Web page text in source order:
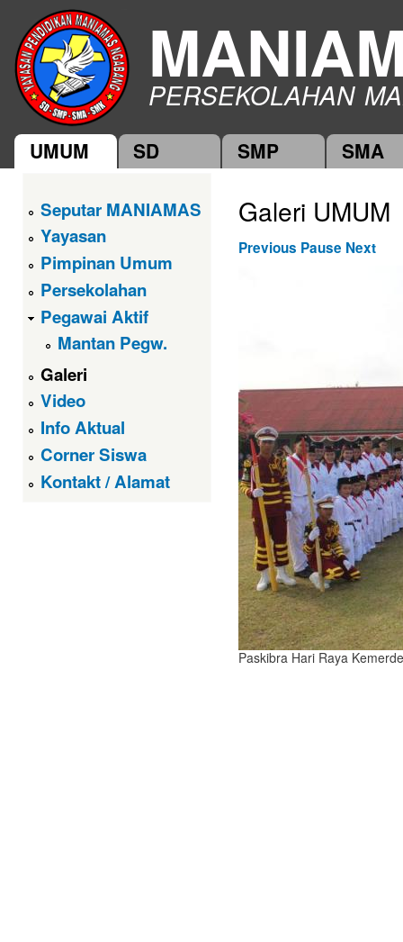
PERSEKOLAHAN
Main menu
UMUM SD SMP SMA
Seputar MANIAMAS
Yayasan
Pimpinan Umum
Persekolahan
Pegawai Aktif
Mantan Pegw.
Galeri
Video
Info Aktual
Corner Siswa
Kontakt / Alamat
Galeri UMUM
Previous Pause Next
Paskibra Hari Raya